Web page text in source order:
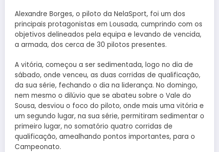
Alexandre Borges, o piloto da NelaSport, foi um dos
principais protagonistas em Lousada, cumprindo com os
objetivos delineados pela equipa e levando de vencida,
a armada, dos cerca de 30 pilotos presentes.
A vitória, começou a ser sedimentada, logo no dia de
sábado, onde venceu, as duas corridas de qualificação,
da sua série, fechando o dia na liderança. No domingo,
nem mesmo o dilúvio que se abateu sobre o Vale do
Sousa, desviou o foco do piloto, onde mais uma vitória e
um segundo lugar, na sua série, permitiram sedimentar o
primeiro lugar, no somatório quatro corridas de
qualificação, amealhando pontos importantes, para o
Campeonato.